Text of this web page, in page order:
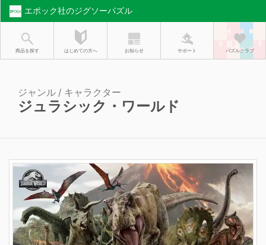
エポック社のジグソーパズル
商品を探す はじめての方へ お知らせ サポート パズルクラブ
ジャンル / キャラクター
ジュラシック・ワールド